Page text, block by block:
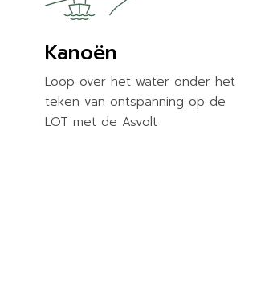
Kanoën
Loop over het water onder het
teken van ontspanning op de
LOT met de Asvolt